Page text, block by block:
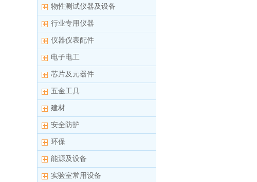
物性测试仪器及设备
行业专用仪器
仪器仪表配件
电子电工
芯片及元器件
五金工具
建材
安全防护
环保
能源及设备
实验室常用设备